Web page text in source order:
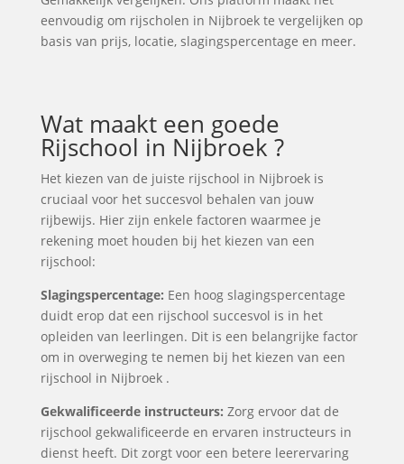
eenvoudig om rijscholen in Nijbroek te vergelijken op
basis van prijs, locatie, slagingspercentage en meer.
Wat maakt een goede
Rijschool in Nijbroek ?
Het kiezen van de juiste rijschool in Nijbroek is
cruciaal voor het succesvol behalen van jouw
rijbewijs. Hier zijn enkele factoren waarmee je
rekening moet houden bij het kiezen van een
rijschool:
Slagingspercentage: Een hoog slagingspercentage
duidt erop dat een rijschool succesvol is in het
opleiden van leerlingen. Dit is een belangrijke factor
om in overweging te nemen bij het kiezen van een
rijschool in Nijbroek .
Gekwalificeerde instructeurs: Zorg ervoor dat de
rijschool gekwalificeerde en ervaren instructeurs in
dienst heeft. Dit zorgt voor een betere leerervaring